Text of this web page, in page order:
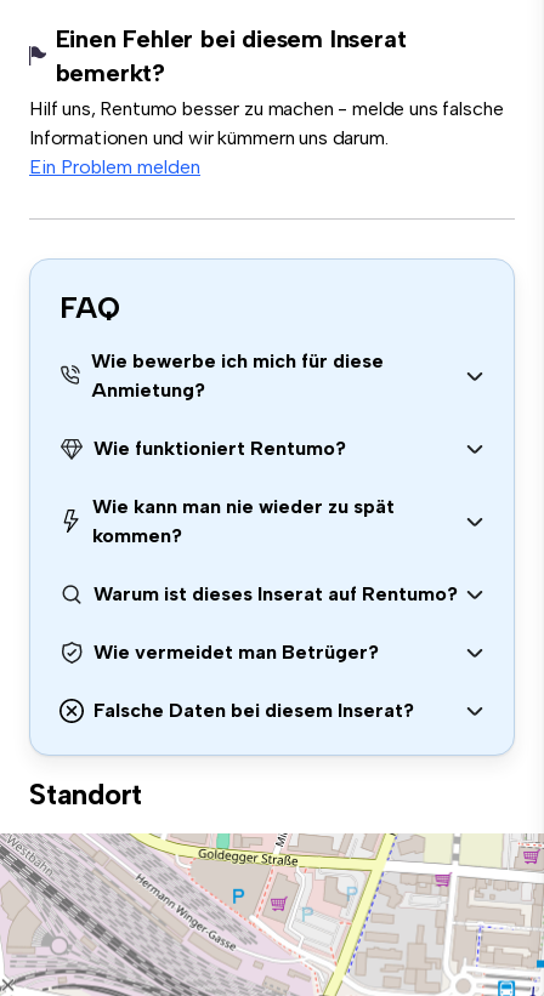
Einen Fehler bei diesem Inserat
bemerkt?
Hilf uns, Rentumo besser zu machen - melde uns falsche
Informationen und wir kümmern uns darum.
Ein Problem melden
FAQ
Wie bewerbe ich mich für diese
Anmietung?
Wie funktioniert Rentumo?
Wie kann man nie wieder zu spät
kommen?
Warum ist dieses Inserat auf Rentumo?
Wie vermeidet man Betrüger?
Falsche Daten bei diesem Inserat?
Standort